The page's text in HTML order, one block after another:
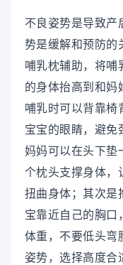
不良姿势是导致产
势是缓解和预防的
哺乳枕辅助，将哺
的身体抬高到和妈
哺乳时可以背靠椅
宝宝的眼睛，避免
妈妈可以在头下垫
个枕头支撑身体，
扭曲身体；其次是
宝靠近自己的胸口
体重，不要低头弯
姿势，选择高度合